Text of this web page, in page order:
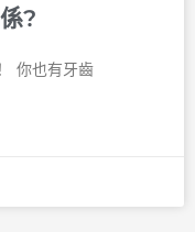
?
你也有牙齒